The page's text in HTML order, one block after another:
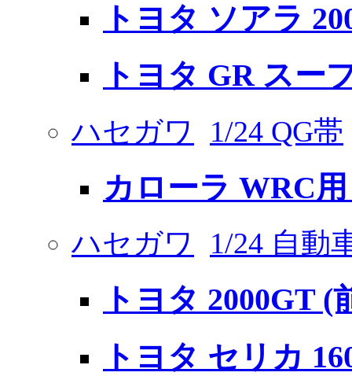
トヨタ ソアラ
トヨタ GR スー
ハセガワ 1/24 QG帯
カローラ WRC
ハセガワ 1/24 自動
トヨタ 2000GT (
トヨタ セリカ